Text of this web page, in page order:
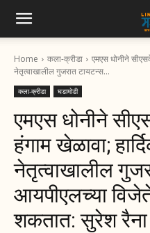
Home कला-क्रीडा
एमएस धोनीने
नेतृत्वाखालील गुजरात टायटन्स...
कला-क्रीडा घडामोडी
एमएस धोनीने
हंगाम खेळावा;
नेतृत्वाखालील
आयपीएलच्या
शकतात: सुरेश रैना